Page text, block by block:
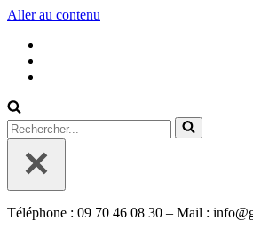
Aller au contenu
Rechercher...
Téléphone : 09 70 46 08 30 – Mail :